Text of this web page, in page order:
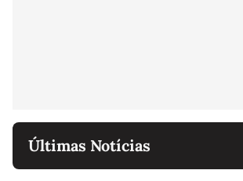
Últimas Notícias